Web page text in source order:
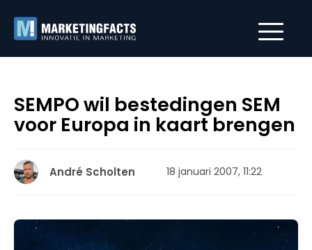
SEMPO wil bestedingen SEM
voor Europa in kaart brengen
André Scholten 18 januari 2007, 11:22